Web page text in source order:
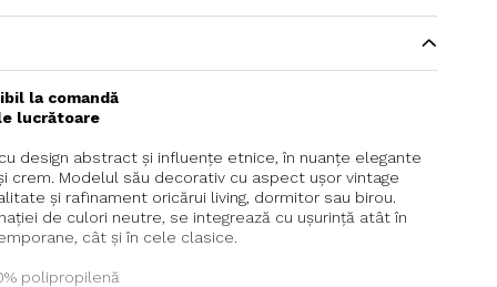
la comandă
lucrătoare
design abstract și influențe etnice, în nuanțe elegante
crem. Modelul său decorativ cu aspect ușor vintage
și rafinament oricărui living, dormitor sau birou.
de culori neutre, se integrează cu ușurință atât în
cât și în cele clasice.
polipropilenă